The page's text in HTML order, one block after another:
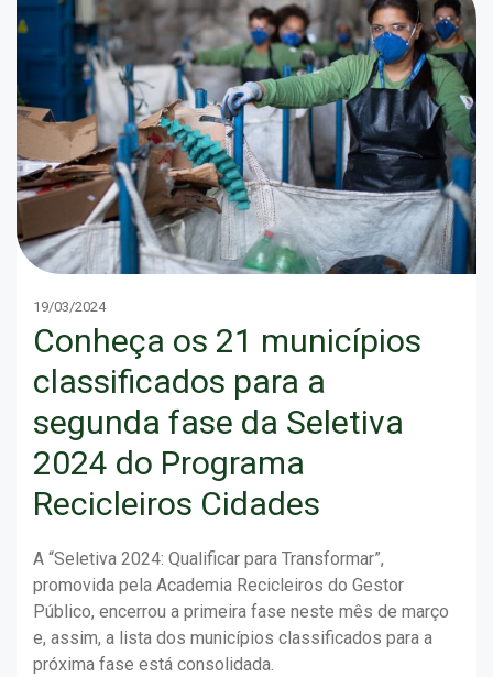
19/03/2024
Conheça os 21 municípios
classificados para a
segunda fase da Seletiva
2024 do Programa
Recicleiros Cidades
A “Seletiva 2024: Qualificar para Transformar”,
promovida pela Academia Recicleiros do Gestor
Público, encerrou a primeira fase neste mês de março
e, assim, a lista dos municípios classificados para a
próxima fase está consolidada.